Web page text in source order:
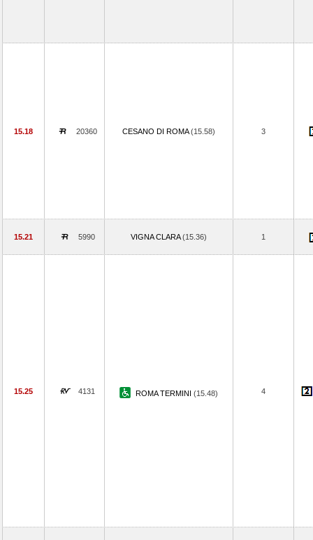
15.18 20360 CESANO DI ROMA(15.58) 3
15.21 5990 VIGNA CLARA(15.36) 1
15.25 4131 ROMA TERMINI (15.48) 4